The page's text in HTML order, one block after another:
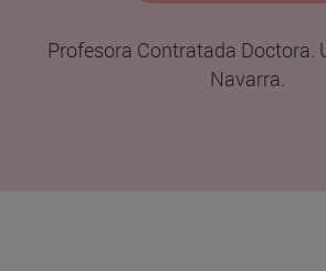
Profesora Contratada Doctora.
Navarra.